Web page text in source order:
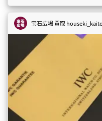
宝石広場 買取